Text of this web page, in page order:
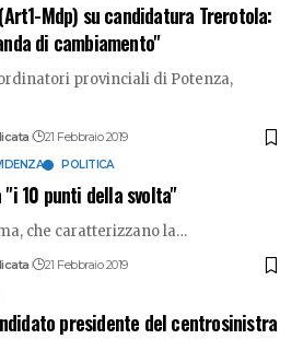
Mdp) su candidatura Trerotola:
di cambiamento"
provinciali di Potenza,
21 Febbraio 2019
POLITICA
10 punti della svolta"
che caratterizzano la…
21 Febbraio 2019
presidente del centrosinistra